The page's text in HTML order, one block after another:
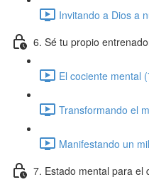
Invitando a Dios a
6. Sé tu propio
El cociente mental
Transformando el
Manifestando un
7. Estado mental para el